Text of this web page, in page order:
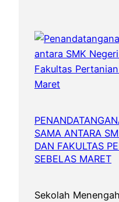
i
n
s
SAMA ANTARA
DAN FAKULTAS
SEBELAS MARET
Sekolah